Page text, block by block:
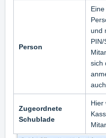
Person
und
sich
Zugeordnete
Schublade
Hier